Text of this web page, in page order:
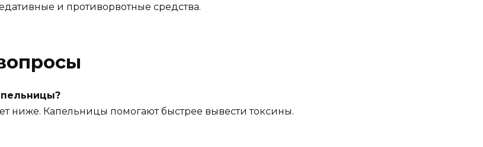
и противорвотные средства.
ниже. Капельницы помогают быстрее вывести токсины.